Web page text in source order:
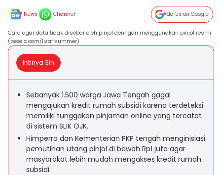
News Channel Add Us on Google
Cara agar data tidak disebar oleh pinjol denngan menggunakan pinjol resmi
(pexels.com/liza-summer)
Intinya Sih
Sebanyak 1.500 warga Jawa Tengah gagal
mengajukan kredit rumah subsidi karena terdeteksi
memiliki tunggakan pinjaman online yang tercatat
di sistem SLIK OJK.
Himperra dan Kementerian PKP tengah menginisiasi
pemutihan utang pinjol di bawah Rp1 juta agar
masyarakat lebih mudah mengakses kredit rumah
subsidi.